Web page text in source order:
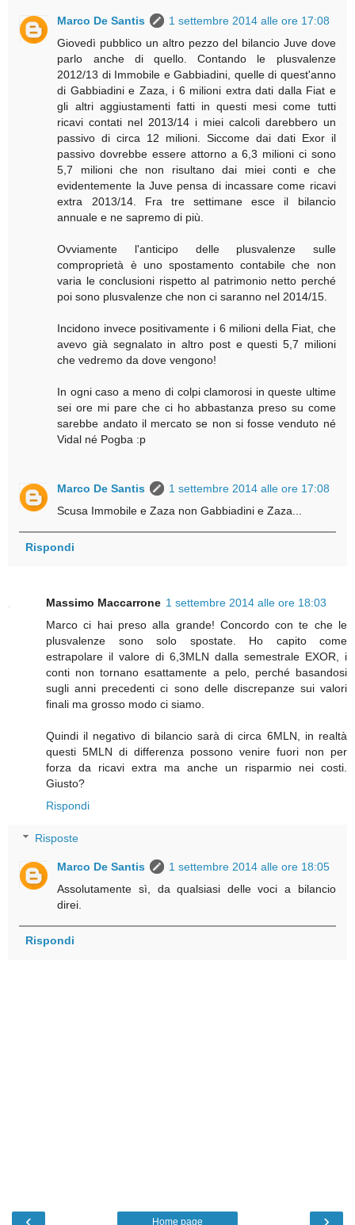
Marco De Santis
1 settembre 2014 alle ore 17:08
Giovedì pubblico un altro pezzo del bilancio Juve dove
parlo anche di quello. Contando le plusvalenze
2012/13 di Immobile e Gabbiadini, quelle di quest'anno
di Gabbiadini e Zaza, i 6 milioni extra dati dalla Fiat e
gli altri aggiustamenti fatti in questi mesi come tutti
ricavi contati nel 2013/14 i miei calcoli darebbero un
passivo di circa 12 milioni. Siccome dai dati Exor il
passivo dovrebbe essere attorno a 6,3 milioni ci sono
5,7 milioni che non risultano dai miei conti e che
evidentemente la Juve pensa di incassare come ricavi
extra 2013/14. Fra tre settimane esce il bilancio
annuale e ne sapremo di più.
Ovviamente l'anticipo delle plusvalenze sulle
comproprietà è uno spostamento contabile che non
varia le conclusioni rispetto al patrimonio netto perché
poi sono plusvalenze che non ci saranno nel 2014/15.
Incidono invece positivamente i 6 milioni della Fiat, che
avevo già segnalato in altro post e questi 5,7 milioni
che vedremo da dove vengono!
In ogni caso a meno di colpi clamorosi in queste ultime
sei ore mi pare che ci ho abbastanza preso su come
sarebbe andato il mercato se non si fosse venduto né
Vidal né Pogba :p
Marco De Santis
1 settembre 2014 alle ore 17:08
Scusa Immobile e Zaza non Gabbiadini e Zaza...
Rispondi
Massimo Maccarrone 1 settembre 2014 alle ore 18:03
Marco ci hai preso alla grande! Concordo con te che le
plusvalenze sono solo spostate. Ho capito come
estrapolare il valore di 6,3MLN dalla semestrale EXOR, i
conti non tornano esattamente a pelo, perché basandosi
sugli anni precedenti ci sono delle discrepanze sui valori
finali ma grosso modo ci siamo.
Quindi il negativo di bilancio sarà di circa 6MLN, in realtà
questi 5MLN di differenza possono venire fuori non per
forza da ricavi extra ma anche un risparmio nei costi.
Giusto?
Rispondi
Risposte
Marco De Santis
1 settembre 2014 alle ore 18:05
Assolutamente sì, da qualsiasi delle voci a bilancio
direi.
Rispondi
Home page